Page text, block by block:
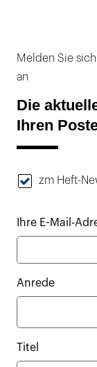
Melden Sie
an
Die
Ihren
zm Heft-
Ihre E-Mail-
Anrede
Titel